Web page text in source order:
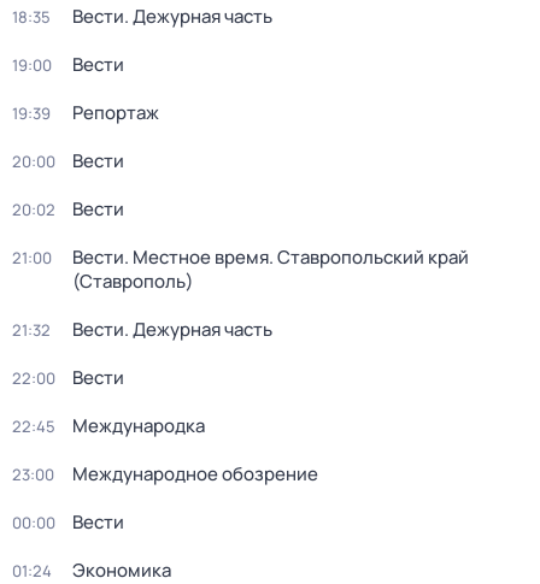
18:35 Вести. Дежурная часть
19:00 Вести
19:39 Репортаж
20:00 Вести
20:02 Вести
21:00
Вести. Местное время. Ставропольский край
(Ставрополь)
21:32 Вести. Дежурная часть
22:00 Вести
22:45 Международка
23:00 Международное обозрение
00:00 Вести
01:24 Экономика